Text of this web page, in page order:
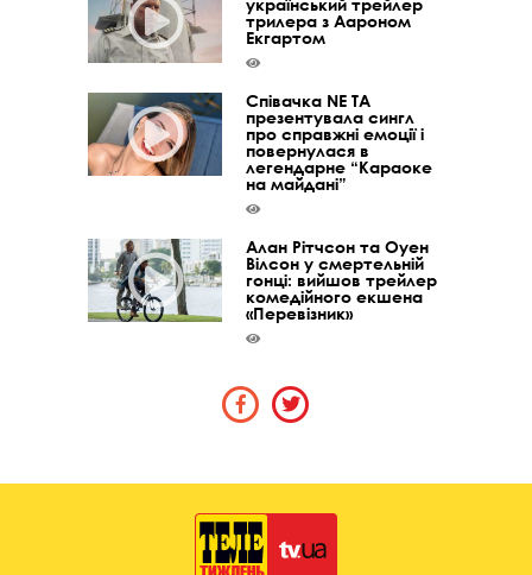
трилера з Аароном
Екгартом
Співачка NE TA
презентувала сингл
про справжні емоції і
повернулася в
легендарне “Караоке
на майдані”
Алан Рітчсон та Оуен
Вілсон у смертельній
гонці: вийшов трейлер
комедійного екшена
«Перевізник»